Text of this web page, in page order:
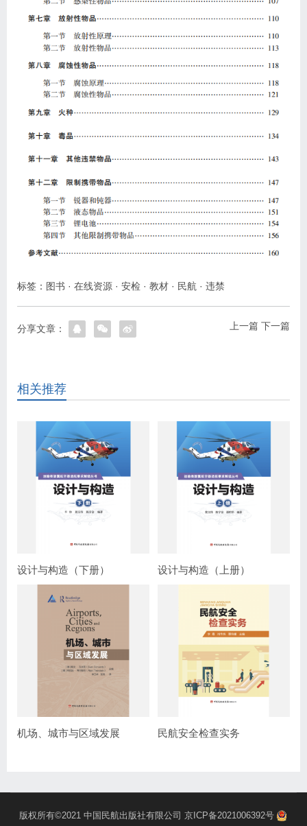
标签： 图书 · 在线资源 · 安检 · 教材 · 民航 · 违禁
上一篇 下一篇
分享文章：
相关推荐
设计与构造（下册） 设计与构造（上册）
机场、城市与区域发展 民航安全检查实务
版权所有©2021 中国民航出版社有限公司 京ICP备2021006392号